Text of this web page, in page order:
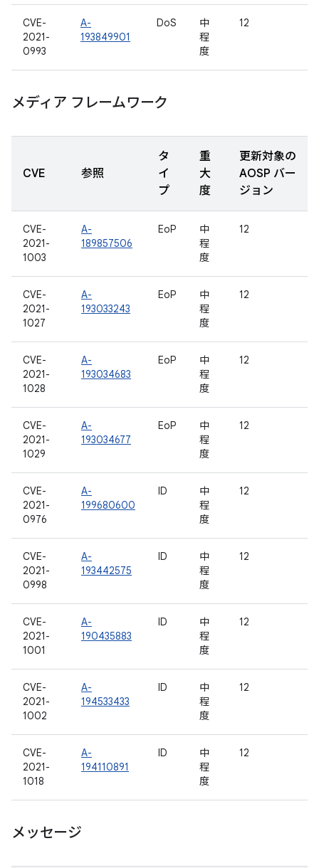
CVE-
2021-
0993
A-
193849901
DoS
中
程
度
12
メディア フレームワーク
CVE 参照
タ
イ
プ
重
大
度
更新対象の
AOSP バー
ジョン
CVE-
2021-
1003
A-
189857506
EoP
中
程
度
12
CVE-
2021-
1027
A-
193033243
EoP
中
程
度
12
CVE-
2021-
1028
A-
193034683
EoP
中
程
度
12
CVE-
2021-
1029
A-
193034677
EoP
中
程
度
12
CVE-
2021-
0976
A-
199680600
ID
中
程
度
12
CVE-
2021-
0998
A-
193442575
ID
中
程
度
12
CVE-
2021-
1001
A-
190435883
ID
中
程
度
12
CVE-
2021-
1002
A-
194533433
ID
中
程
度
12
CVE-
2021-
1018
A-
194110891
ID
中
程
度
12
メッセージ